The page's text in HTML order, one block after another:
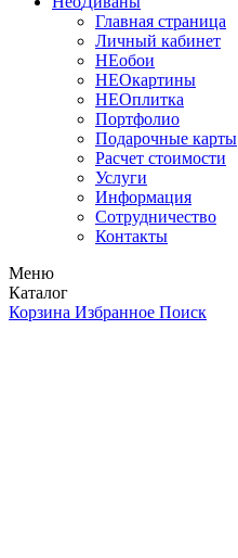
Главная страница
Личный кабинет
НЕобои
НЕОкартины
НЕОплитка
Портфолио
Подарочные карты
Расчет стоимости
Услуги
Информация
Сотрудничество
Контакты
Меню
Каталог
Корзина Избранное Поиск